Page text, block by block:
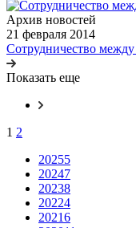
Архив новостей
21 февраля 2014
Сотрудничество
Показать еще
1 2
20255
20247
20238
20224
20216